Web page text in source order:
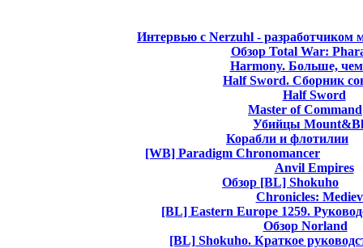
Интервью с Nerzuhl - разработчиком
Обзор Total War:
Harmony. Больше,
Half Sword. Сборник
Half Sword
Master of Command
Убийцы
Корабли и флотилии
[WB] Paradigm Chronomancer
Anvil Empires
Обзор [BL] Shokuho
Chronicles:
[BL] Eastern Europe 1259.
Обзор Norland
[BL] Shokuho. Краткое